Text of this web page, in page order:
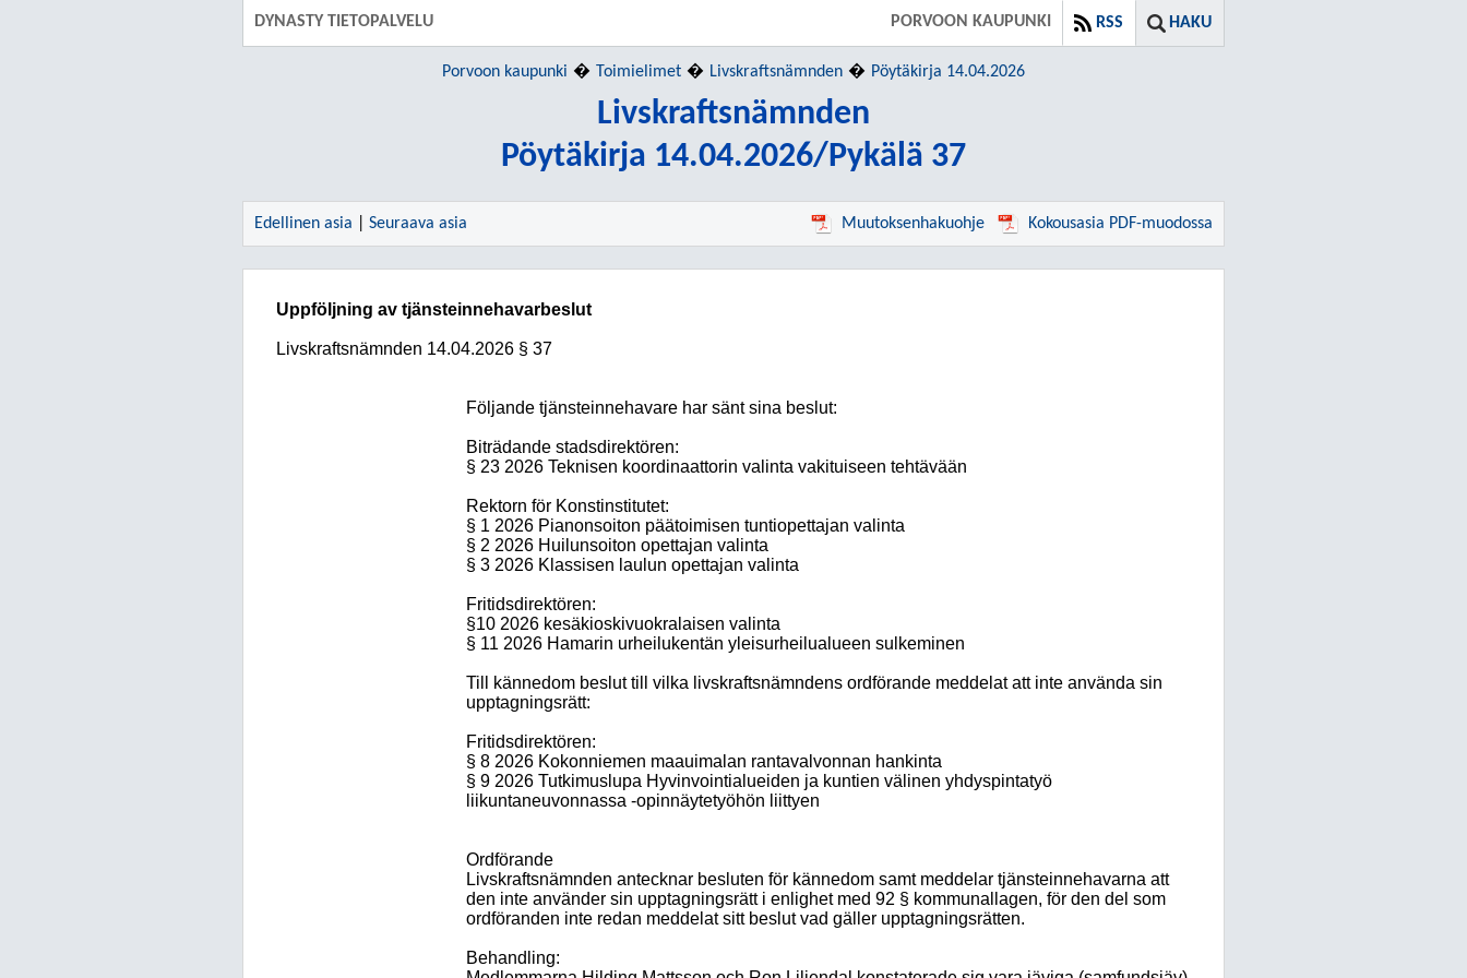
DYNASTY TIETOPALVELU HAKU
RSS
PORVOON KAUPUNKI
Porvoon kaupunki Toimielimet Livskraftsnämnden Pöytäkirja 14.04.2026
Livskraftsnämnden
Pöytäkirja 14.04.2026/Pykälä 37
Edellinen asia Seuraava asia Muutoksenhakuohje Kokousasia PDF-muodossa
Uppföljning av tjänsteinnehavarbeslut
Livskraftsnämnden 14.04.2026 § 37
Följande tjänsteinnehavare har sänt sina beslut:
Biträdande stadsdirektören:
§ 23 2026 Teknisen koordinaattorin valinta vakituiseen tehtävään
Rektorn för Konstinstitutet:
§ 1 2026 Pianonsoiton päätoimisen tuntiopettajan valinta
§ 2 2026 Huilunsoiton opettajan valinta
§ 3 2026 Klassisen laulun opettajan valinta
Fritidsdirektören:
§10 2026 kesäkioskivuokralaisen valinta
§ 11 2026 Hamarin urheilukentän yleisurheilualueen sulkeminen
Till kännedom beslut till vilka livskraftsnämndens ordförande meddelat att inte använda sin
upptagningsrätt:
Fritidsdirektören:
§ 8 2026 Kokonniemen maauimalan rantavalvonnan hankinta
§ 9 2026 Tutkimuslupa Hyvinvointialueiden ja kuntien välinen yhdyspintatyö
liikuntaneuvonnassa -opinnäytetyöhön liittyen
Ordförande
Livskraftsnämnden antecknar besluten för kännedom samt meddelar tjänsteinnehavarna att
den inte använder sin upptagningsrätt i enlighet med 92 § kommunallagen, för den del som
ordföranden inte redan meddelat sitt beslut vad gäller upptagningsrätten.
Behandling: